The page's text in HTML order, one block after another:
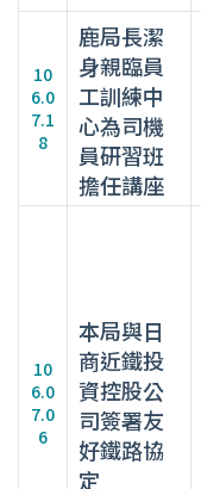
10
6.0
7.1
8
鹿局長潔
身親臨員
工訓練中
心為司機
員研習班
擔任講座
10
6.0
7.0
6
本局與日
商近鐵投
資控股公
司簽署友
好鐵路協
定